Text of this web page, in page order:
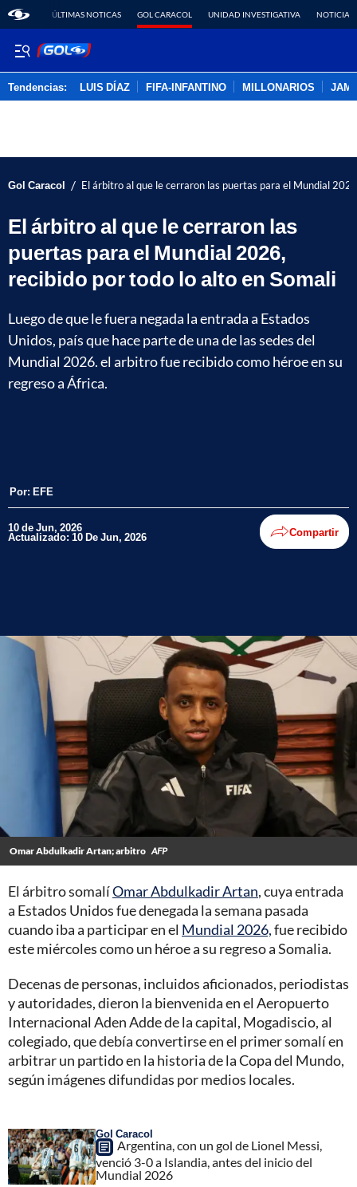
ÚLTIMAS NOTICAS GOL CARACOL UNIDAD INVESTIGATIVA NOTICIAS
Tendencias: LUIS DÍAZ FIFA-INFANTINO MILLONARIOS
Gol Caracol / El árbitro al que le cerraron las puertas para el Mundial
El árbitro al que le cerraron las
puertas para el Mundial 2026,
recibido por todo lo alto en Somali
Luego de que le fuera negada la entrada a Estados
Unidos, país que hace parte de una de las sedes del
Mundial 2026. el arbitro fue recibido como héroe en su
regreso a África.
Por: EFE
10 de Jun, 2026
Actualizado: 10 De Jun, 2026 Compartir
Omar Abdulkadir Artan; arbitro AFP
El árbitro somalíOmar Abdulkadir Artan, cuya entrada
a Estados Unidos fue denegada la semana pasada
cuando iba a participar en el Mundial 2026,fue recibido
este miércoles como un héroe a su regreso a Somalia.
Decenas de personas, incluidos aficionados, periodistas
y autoridades, dieron la bienvenida en el Aeropuerto
Internacional Aden Adde de la capital, Mogadiscio, al
colegiado, que debía convertirse en el primer somalí en
arbitrar un partido en la historia de la Copa del Mundo,
según imágenes difundidas por medios locales.
Gol Caracol
Argentina, con un gol de Lionel Messi,
venció 3-0 a Islandia, antes del inicio del
Mundial 2026